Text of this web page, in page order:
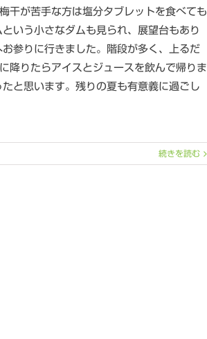
干が苦手な方は塩分タブレットを食べても
いう小さなダムも見られ、展望台もあり
参りに行きました。階段が多く、上るだ
降りたらアイスとジュースを飲んで帰りま
と思います。残りの夏も有意義に過ごし
続きを読む